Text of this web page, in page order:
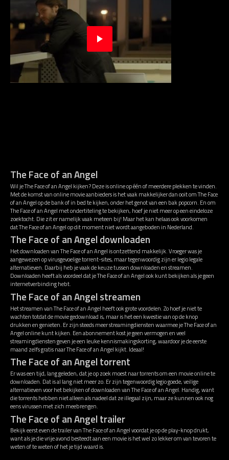
The Face of an Angel
Wil je The Face of an Angel kijken? Deze is online op één of meerdere plekken te vinden.
Met de komst van online movie aanbieders is het vaak makkelijker dan ooit om The Face
of an Angel op de bank of in bed te kijken, onder het genot van een bak popcorn. En om
The Face of an Angel met ondertiteling te bekijken, hoef je niet meer op een eindeloze
zoektocht. Die zit er namelijk vaak meteen bij! Maar het kan helaas ook voorkomen
dat The Face of an Angel op dit moment niet wordt aangeboden in Nederland.
The Face of an Angel downloaden
Het downloaden van The Face of an Angel is ontzettend makkelijk. Vroeger was je
aangewezen op virusgevoelige torrent-sites, maar tegenwoordig zijn er legio legale
alternatieven. Daarbij heb je vaak de keuze tussen downloaden en streamen.
Downloaden heeft als voordeel dat je The Face of an Angel ook kunt bekijken als je geen
internetverbinding hebt.
The Face of an Angel streamen
Het streamen van The Face of an Angel heeft ook grote voordelen. Zo hoef je niet te
wachten totdat de movie gedownload is, maar is het een kwestie van op de knop
drukken en genieten. Er zijn steeds meer streamingdiensten waarmee je The Face of an
Angel online kunt kijken. Een abonnement kost je geen vermogen en veel
streamingdiensten geven je een leuke kennismakingskorting, waardoor je de eerste
maand zelfs gratis naar The Face of an Angel kijkt. Ideaal!
The Face of an Angel torrent
Er was een tijd, lang geleden, dat je op zoek moest naar torrents om een movie online te
downloaden. Dat is al lang niet meer zo. Er zijn tegenwoordig legio goede, veilige
alternatieven voor het bekijken of downloaden van The Face of an Angel. Handig, want
die torrents hebben niet alleen als nadeel dat ze illegaal zijn, maar ze kunnen ook nog
eens virussen met zich meebrengen.
The Face of an Angel trailer
Bekijk eerst even de trailer van The Face of an Angel voordat je op de play-knop drukt,
want als je die vrije avond besteedt aan een movie is het wel zo lekker om van tevoren te
weten of te weten of het je tijd waard is.